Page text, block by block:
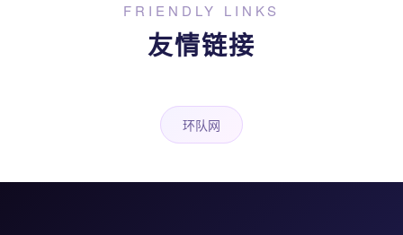
FRIENDLY LINKS
友情链接
环队网